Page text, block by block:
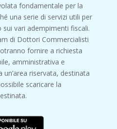
fondamentale per la
una serie di servizi utili per
vari adempimenti fiscali.
di Dottori Commercialisti
fornire a richiesta
amministrativa e
un’area riservata, destinata
scaricare la